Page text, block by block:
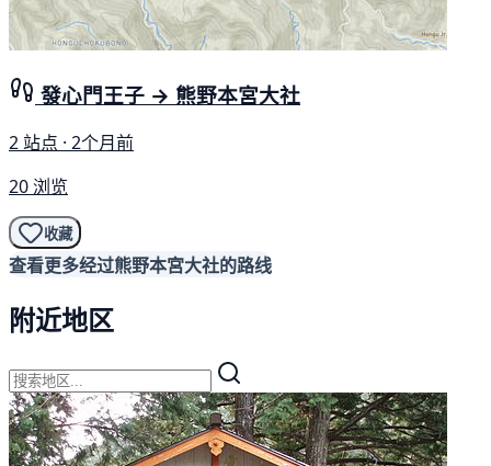
發心門王子 → 熊野本宮大社
2 站点 · 2个月前
20 浏览
收藏
查看更多经过熊野本宮大社的路线
附近地区